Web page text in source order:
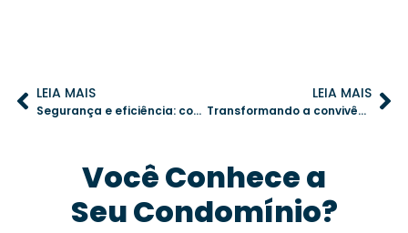
LEIA MAIS
Segurança e eficiência: como um aplicativo de gestão pode transformar a organização dos dados dos moradores
LEIA MAIS
Transformando a convivência: como um sistema de classificados fortalece a comunidade condominial
Você Conhece a
Seu Condomínio?